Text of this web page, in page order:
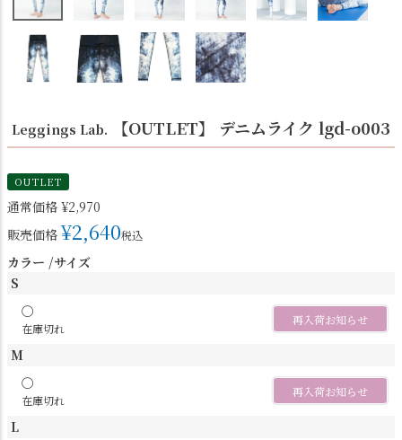
Leggings Lab. 【OUTLET】 デニムライク lgd-o003
OUTLET
通常価格 ¥2,970
販売価格 ¥2,640税込
カラー サイズ
S
〇
在庫切れ
再入荷お知らせ
M
〇
在庫切れ
再入荷お知らせ
L